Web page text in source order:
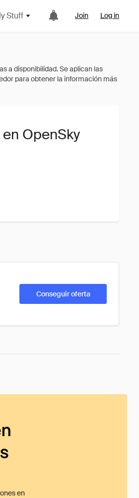
Stuff Join Log in
OpenSky
Conseguir oferta
en